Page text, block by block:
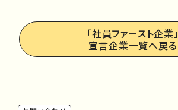
「社員ファースト企業」
宣言企業一覧へ戻る